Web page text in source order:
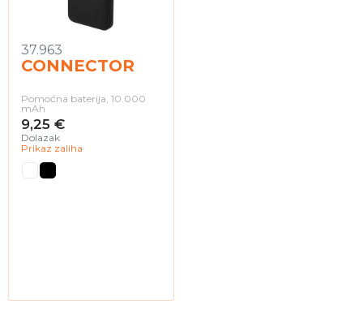
37.963
CONNECTOR
Pomoćna baterija, 10.000
mAh
9,25 €
Dolazak
Prikaz zaliha